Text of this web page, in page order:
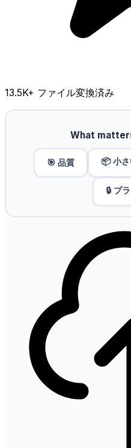
13.5K+ ファイル変換済み
What
🎯 品質 📦 小
🔒 プ